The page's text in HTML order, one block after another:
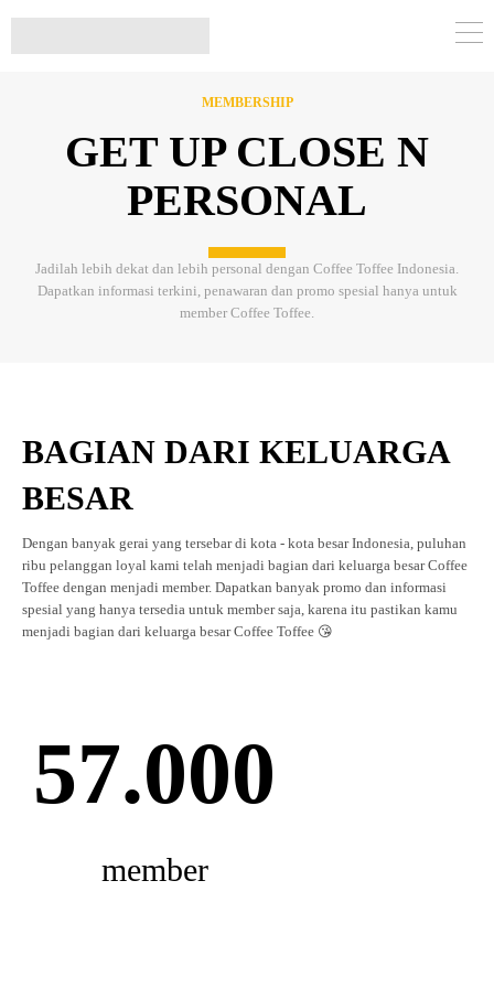
MEMBERSHIP
GET UP CLOSE N
PERSONAL
Jadilah lebih dekat dan lebih personal dengan Coffee Toffee Indonesia.
Dapatkan informasi terkini, penawaran dan promo spesial hanya untuk
member Coffee Toffee.
BAGIAN DARI KELUARGA
BESAR
Dengan banyak gerai yang tersebar di kota - kota besar Indonesia, puluhan
ribu pelanggan loyal kami telah menjadi bagian dari keluarga besar Coffee
Toffee dengan menjadi member. Dapatkan banyak promo dan informasi
spesial yang hanya tersedia untuk member saja, karena itu pastikan kamu
menjadi bagian dari keluarga besar Coffee Toffee 😘
57.000
member